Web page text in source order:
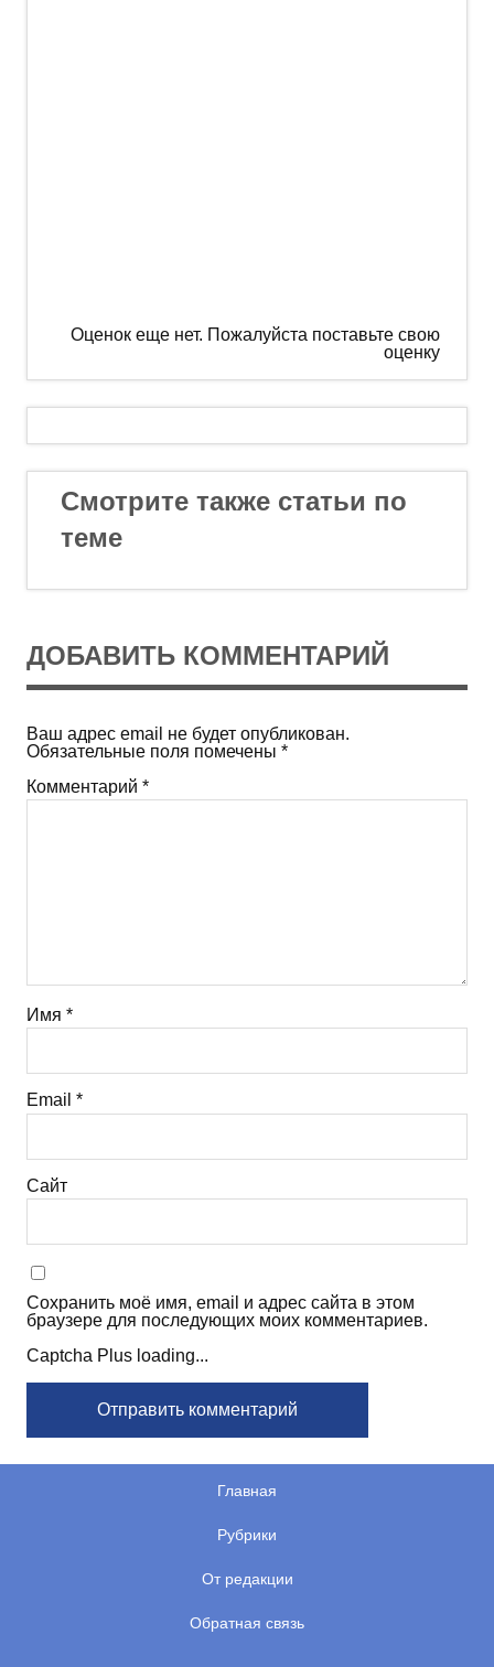
Оценок еще нет. Пожалуйста поставьте свою
оценку
Смотрите также статьи по
теме
ДОБАВИТЬ КОММЕНТАРИЙ
Ваш адрес email не будет опубликован.
Обязательные поля помечены *
Комментарий *
Имя *
Email *
Сайт
Сохранить моё имя, email и адрес сайта в этом
браузере для последующих моих комментариев.
Captcha Plus loading...
Главная
Рубрики
От редакции
Обратная связь